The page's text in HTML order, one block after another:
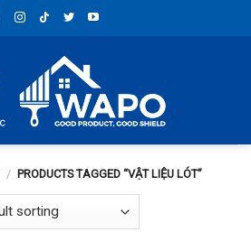
/ PRODUCTS TAGGED “VẬT LIỆU LÓT”